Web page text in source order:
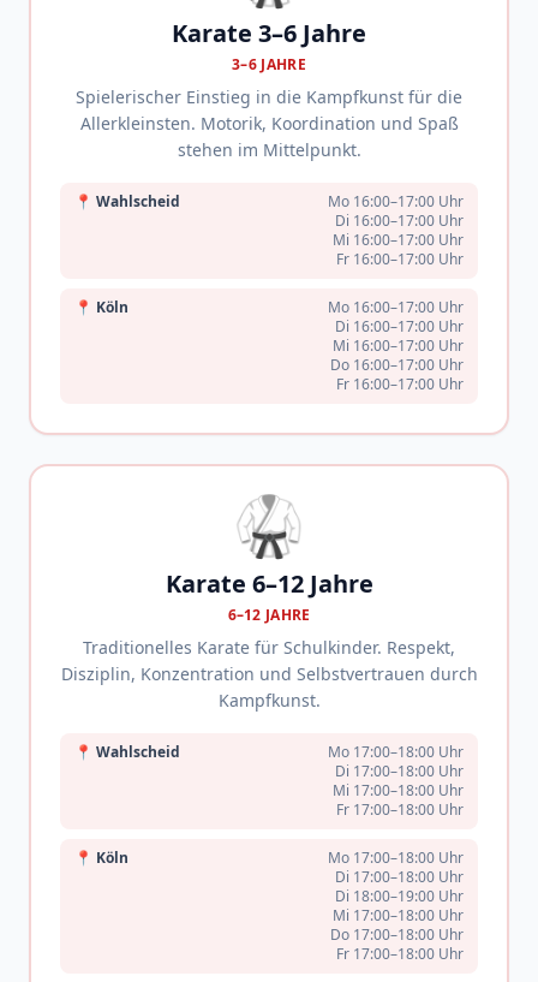
Karate 3–6 Jahre
3–6 JAHRE
Spielerischer Einstieg in die Kampfkunst für die
Allerkleinsten. Motorik, Koordination und Spaß
stehen im Mittelpunkt.
📍 Wahlscheid
Mo 16:00–17:00 Uhr
Di 16:00–17:00 Uhr
Mi 16:00–17:00 Uhr
Fr 16:00–17:00 Uhr
📍 Köln
Mo 16:00–17:00 Uhr
Di 16:00–17:00 Uhr
Mi 16:00–17:00 Uhr
Do 16:00–17:00 Uhr
Fr 16:00–17:00 Uhr
🥋
Karate 6–12 Jahre
6–12 JAHRE
Traditionelles Karate für Schulkinder. Respekt,
Disziplin, Konzentration und Selbstvertrauen durch
Kampfkunst.
📍 Wahlscheid
Mo 17:00–18:00 Uhr
Di 17:00–18:00 Uhr
Mi 17:00–18:00 Uhr
Fr 17:00–18:00 Uhr
📍 Köln
Mo 17:00–18:00 Uhr
Di 17:00–18:00 Uhr
Di 18:00–19:00 Uhr
Mi 17:00–18:00 Uhr
Do 17:00–18:00 Uhr
Fr 17:00–18:00 Uhr